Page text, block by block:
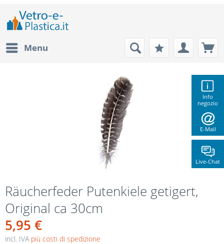
Info
negozio
E-Mail
Live-Chat
Menu
Räucherfeder Putenkiele getigert,
Original ca 30cm
5,95 €
incl. IVA più costi di spedizione